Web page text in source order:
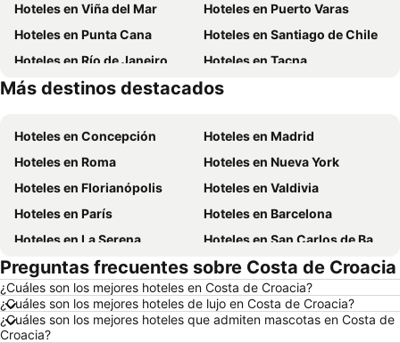
Hoteles en Viña del Mar
Hoteles en Puerto Varas
Hoteles en Punta Cana
Hoteles en Santiago de Chile
Hoteles en Río de Janeiro
Hoteles en Tacna
Hoteles en Curazao
Hoteles en Brasil
Más destinos destacados
Hoteles en Concepción
Hoteles en Madrid
Hoteles en Roma
Hoteles en Nueva York
Hoteles en Florianópolis
Hoteles en Valdivia
Hoteles en París
Hoteles en Barcelona
Hoteles en La Serena
Hoteles en San Carlos de Bariloche
Hoteles en Miami Beach
Hoteles en Pucón
Hoteles en Temuco
Hoteles en Puerto Montt
Hoteles en Las Vegas
Hoteles en Calama
Preguntas frecuentes sobre Costa de Croacia
¿Cuáles son los mejores hoteles en Costa de Croacia?
¿Cuáles son los mejores hoteles de lujo en Costa de Croacia?
¿Cuáles son los mejores hoteles que admiten mascotas en Costa de
Croacia?